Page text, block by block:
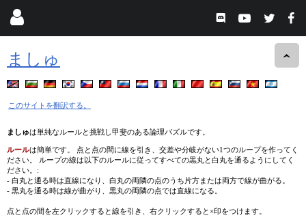
ましゅ
このサイトを翻訳する。
ましゅは単純なルールと挑戦し甲斐のある論理パズルです。
ルールは簡単です。 点と点の間に線を引き、交差や分岐がない1つのループを作ってく
ださい。 ループの線は以下のルールに従ってすべての黒丸と白丸を通るようにしてく
ださい。:
- 白丸と通る時は直線になり、白丸の両隣の点のうち片方または両方で線が曲がる。
- 黒丸を通る時は線が曲がり、黒丸の両隣の点では直線になる。
点と点の間を左クリックすると線を引き、右クリックすると×印をつけます。